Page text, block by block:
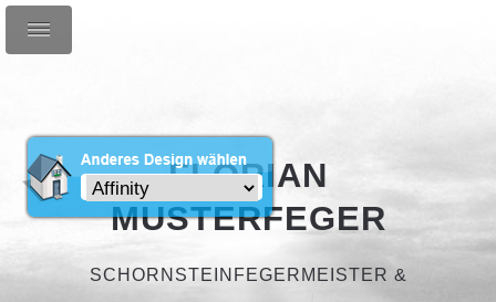
FLORIAN
MUSTERFEGER
SCHORNSTEINFEGERMEISTER &